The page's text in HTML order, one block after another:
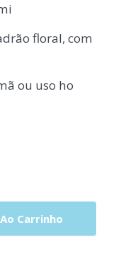
floral, com
ou uso ho
Carrinho